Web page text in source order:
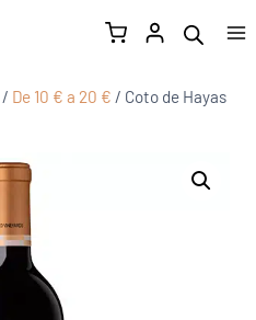
/ De 10 € a 20 € / Coto de Hayas